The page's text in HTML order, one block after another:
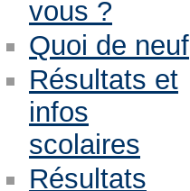
vous ?
Quoi de neuf
Résultats et
infos
scolaires
Résultats